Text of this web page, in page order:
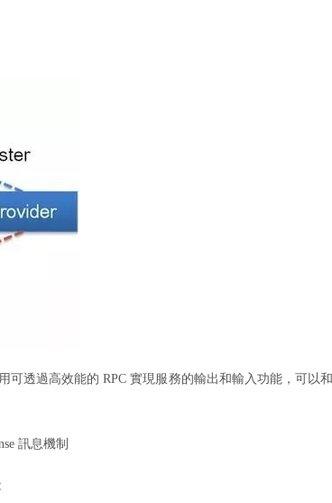
透過高效能的 RPC 實現服務的輸出和輸入功能，可以和
訊息機制